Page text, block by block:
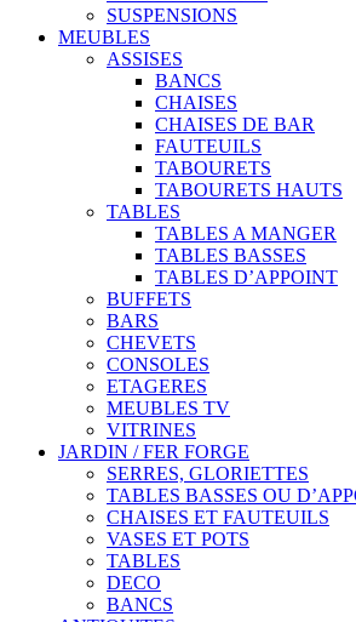
SUSPENSIONS
MEUBLES
ASSISES
BANCS
CHAISES
CHAISES DE BAR
FAUTEUILS
TABOURETS
TABOURETS HAUTS
TABLES
TABLES A MANGER
TABLES BASSES
TABLES D’APPOINT
BUFFETS
BARS
CHEVETS
CONSOLES
ETAGERES
MEUBLES TV
VITRINES
JARDIN / FER FORGE
SERRES, GLORIETTES
TABLES BASSES OU
CHAISES ET FAUTEUILS
VASES ET POTS
TABLES
DECO
BANCS